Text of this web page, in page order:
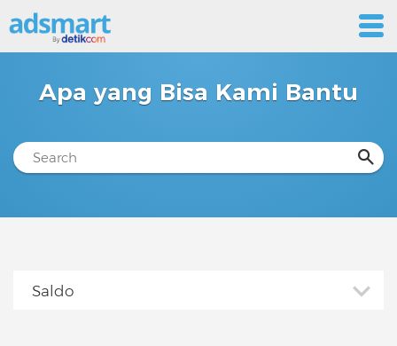
Apa yang Bisa Kami Bantu
Saldo